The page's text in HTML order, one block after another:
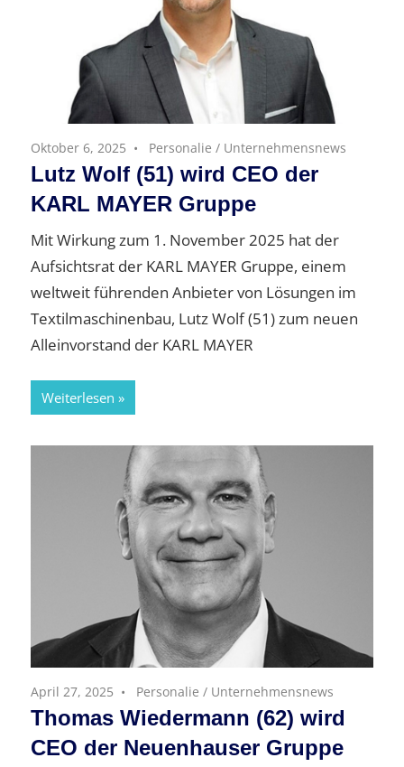
Oktober 6, 2025 Personalie / Unternehmensnews
Lutz Wolf (51) wird CEO der
KARL MAYER Gruppe
Mit Wirkung zum 1. November 2025 hat der
Aufsichtsrat der KARL MAYER Gruppe, einem
weltweit führenden Anbieter von Lösungen im
Textilmaschinenbau, Lutz Wolf (51) zum neuen
Alleinvorstand der KARL MAYER
Weiterlesen
April 27, 2025 Personalie / Unternehmensnews
Thomas Wiedermann (62) wird
CEO der Neuenhauser Gruppe